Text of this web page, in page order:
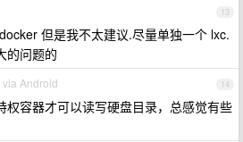
13
但是我不太建议.尽量单独一个 lxc.
的问题的
14
Android
权容器才可以读写硬盘目录，总感觉有些